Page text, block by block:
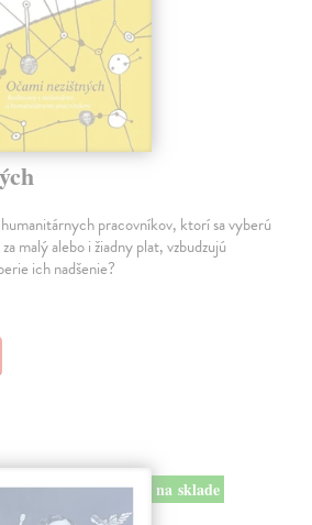
pracovníkov, ktorí sa vyberú
malý alebo i žiadny plat, vzbudzujú
ich nadšenie?
na sklade